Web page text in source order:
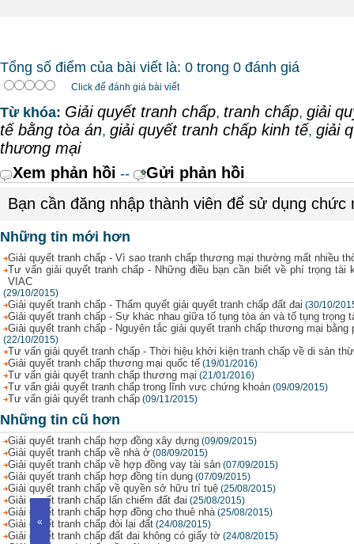
Tổng số điểm của bài viết là: 0 trong 0 đánh giá
Click để đánh giá bài viết
Từ khóa: Giải quyết tranh chấp, tranh chấp, giải
tế bằng tòa án, giải quyết tranh chấp kinh tế, giải
thương mại
Xem phản hồi --
Gửi phản hồi
Bạn cần đăng nhập thành viên để sử dụng chức
Những tin mới hơn
Giải quyết tranh chấp - Vì sao tranh chấp thương mại thường mất nhiều
Tư vấn giải quyết tranh chấp - Những điều bạn cần biết về phí trọng tài
VIAC
(29/10/2015)
Giải quyết tranh chấp - Thẩm quyết giải quyết tranh chấp đất đai (30/10/
Giải quyết tranh chấp - Sự khác nhau giữa tố tụng tòa án và tố tụng trọng
Giải quyết tranh chấp - Nguyên tắc giải quyết tranh chấp thương mại
(22/10/2015)
Tư vấn giải quyết tranh chấp - Thời hiệu khởi kiện tranh chấp về di sản
Giải quyết tranh chấp thương mại quốc tế (19/01/2016)
Tư vấn giải quyết tranh chấp thương mại (21/01/2016)
Tư vấn giải quyết tranh chấp trong lĩnh vưc chứng khoán (09/09/2015)
Tư vấn giải quyết tranh chấp (09/11/2015)
Những tin cũ hơn
Giải quyết tranh chấp hợp đồng xây dựng (09/09/2015)
Giải quyết tranh chấp về nhà ở (08/09/2015)
Giải quyết tranh chấp về hợp đồng vay tài sản (07/09/2015)
Giải quyết tranh chấp hợp đồng tín dụng (07/09/2015)
Giải quyết tranh chấp về quyền sở hữu trí tuệ (25/08/2015)
Giải quyết tranh chấp lấn chiếm đất đai (25/08/2015)
Giải quyết tranh chấp hợp đồng cho thuê nhà (25/08/2015)
Giải quyết tranh chấp đòi lại đất (24/08/2015)
Giải quyết tranh chấp đất đai không có giấy tờ (24/08/2015)
«